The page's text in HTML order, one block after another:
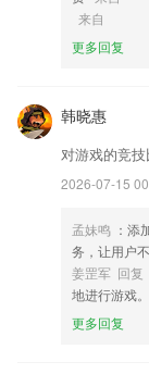
真金捕鱼送20
2.专业学习芬兰语
3.免费为学校2265开
网络使用难题，为
4.·有着众多练习方
5.比较全面的培训
6.丰富多彩的副本
真金捕鱼送20
来自
更多回复
韩晓惠
对游戏的竞
2026-07-15
孟妹鸣 ：添
务，让用户
姜罡军 回复
地进行游戏。
更多回复